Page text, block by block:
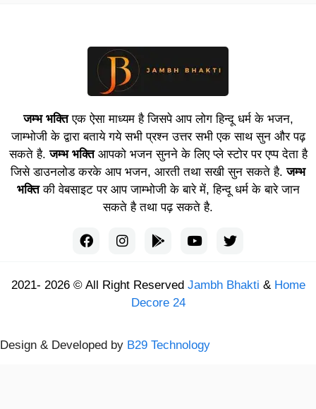
जम्भ भक्तिएक ऐसा माध्यम है जिसपे आप लोग हिन्दू धर्म के भजन,
जाम्भोजी के द्वारा बताये गये सभी प्रश्न उत्तर सभी एक साथ सुन और पढ़
सकते है.जम्भ भक्तिआपको भजन सुनने के लिए प्ले स्टोर पर एप्प देता है
जिसे डाउनलोड करके आप भजन, आरती तथा सखी सुन सकते है.जम्भ
भक्तिकी वेबसाइट पर आप जाम्भोजी के बारे में, हिन्दू धर्म के बारे जान
सकते है तथा पढ़ सकते है.
2021- 2026 © All Right Reserved Jambh Bhakti & Home
Decore 24
Design & Developed by B29 Technology